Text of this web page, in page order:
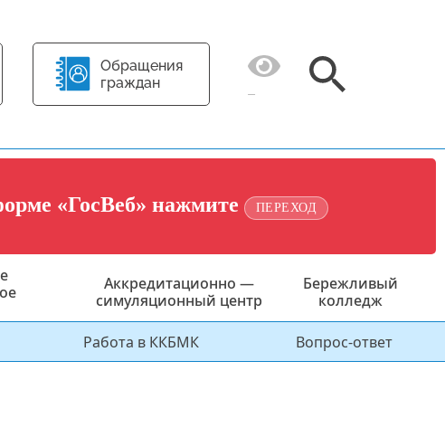
Обращения
граждан
«ГосВеб» нажмите ПЕРЕХОД
Аккредитационно —
симуляционный центр
Бережливый
колледж
Работа в ККБМК Вопрос-ответ